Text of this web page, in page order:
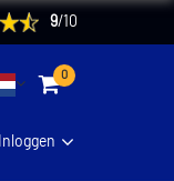
9/ 10
0
Inloggen